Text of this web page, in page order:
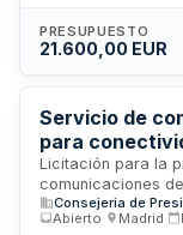
prorrogable por
de doce meses
Pliego de
incluyendo todos
ejecución del
PRESUPUESTO
21.600,00 EUR
Servicio de
para
de Madrid
Licitación para la
comunicaciones
proporcionar
veinticuatro horas
Consejeria de
Abierto
Madrid